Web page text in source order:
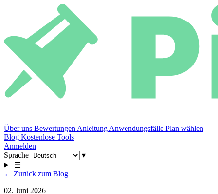
Über uns Bewertungen Anleitung Anwendungsfälle Plan wählen
Blog Kostenlose Tools
Anmelden
Sprache
▾
☰
← Zurück zum Blog
02. Juni 2026